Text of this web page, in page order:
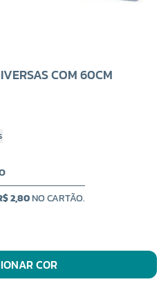
COM 60CM
2,80NO CARTÃO.
COR